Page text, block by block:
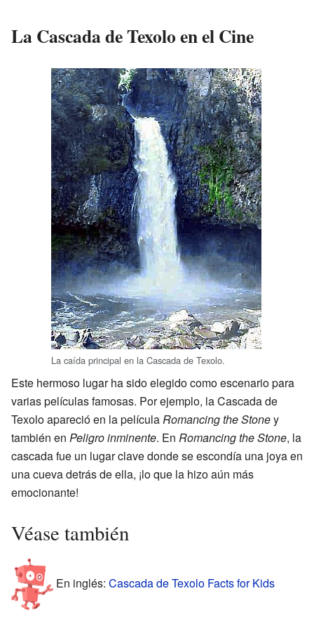
La Cascada de Texolo en el Cine
La caída principal en la Cascada de Texolo.
Este hermoso lugar ha sido elegido como escenario para
varias películas famosas. Por ejemplo, la Cascada de
Texolo apareció en la películaRomancing the Stoney
también en Peligro inminente. En Romancing the Stone, la
cascada fue un lugar clave donde se escondía una joya en
una cueva detrás de ella, ¡lo que la hizo aún más
emocionante!
Véase también
En inglés: Cascada de Texolo Facts for Kids